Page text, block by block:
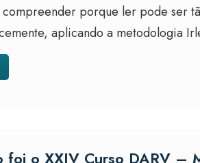
porque ler pode ser
aplicando a metodologia
foi o XXIV Curso DARV –